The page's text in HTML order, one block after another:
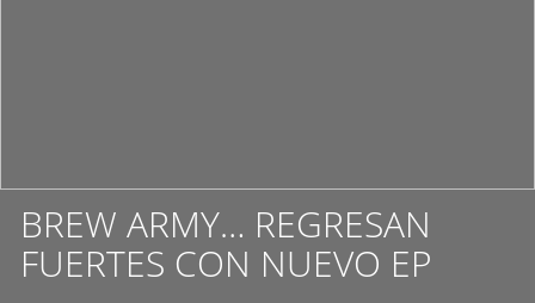
BREW ARMY… REGRESAN
FUERTES CON NUEVO EP